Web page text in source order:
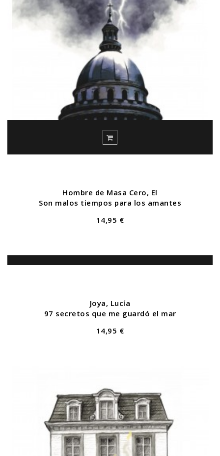
Hombre de Masa Cero, El
Son malos tiempos para los amantes
14,95 €
Joya, Lucía
97 secretos que me guardó el mar
14,95 €